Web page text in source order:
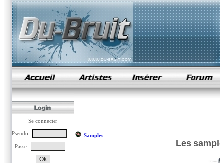
samples de rap
Se connecter
Pseudo :
Passe :
Samples
Les